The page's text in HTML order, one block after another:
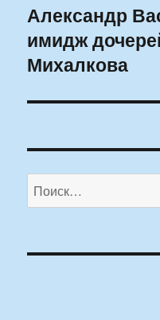
Следующая
запись:
Александр
имидж
Михалкова
Искать: